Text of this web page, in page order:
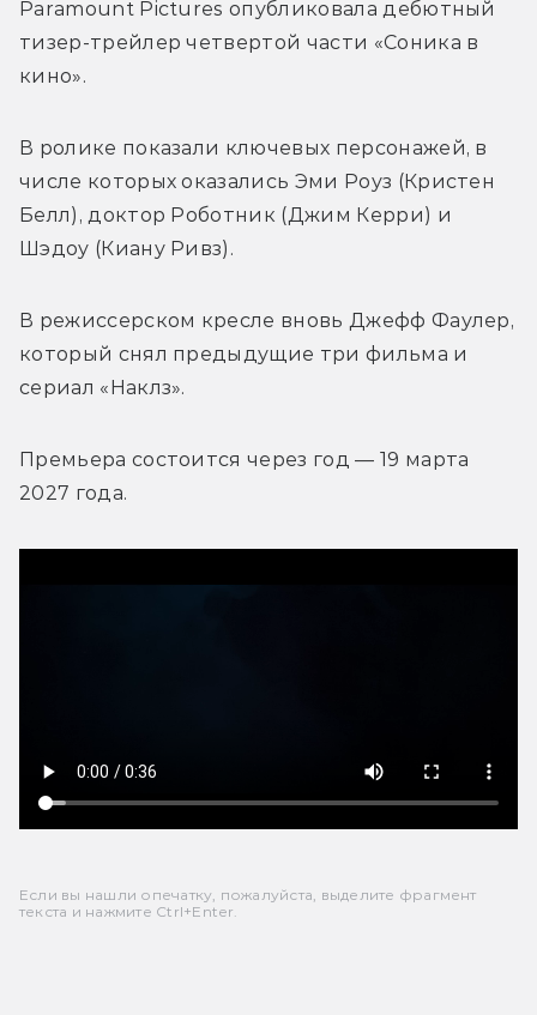
Paramount Pictures опубликовала дебютный
тизер-трейлер четвертой части «Соника в
кино».
В ролике показали ключевых персонажей, в
числе которых оказались Эми Роуз (Кристен
Белл), доктор Роботник (Джим Керри) и
Шэдоу (Киану Ривз).
В режиссерском кресле вновь Джефф Фаулер,
который снял предыдущие три фильма и
сериал «Наклз».
Премьера состоится через год — 19 марта
2027 года.
Если вы нашли опечатку, пожалуйста, выделите фрагмент
текста и нажмите Ctrl+Enter.